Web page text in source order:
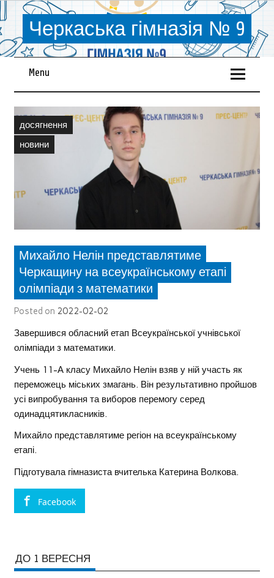
Черкаська гімназія № 9
Menu
досягнення
новини
Михайло Нелін представлятиме
Черкащину на всеукраїнському етапі
олімпіади з математики
Posted on 2022-02-02
Завершився обласний етап Всеукраїнської учнівської
олімпіади з математики.
Учень 11-А класу Михайло Нелін взяв у ній участь як
переможець міських змагань. Він результативно пройшов
усі випробування та виборов перемогу серед
одинадцятикласників.
Михайло представлятиме регіон на всеукраїнському
етапі.
Підготувала гімназиста вчителька Катерина Волкова.
Facebook
ДО 1 ВЕРЕСНЯ